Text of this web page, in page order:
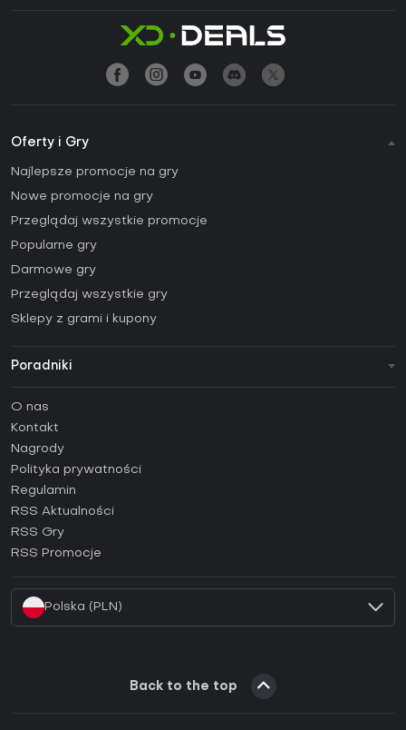
Oferty i Gry
Najlepsze promocje na gry
Nowe promocje na gry
Przeglądaj wszystkie promocje
Popularne gry
Darmowe gry
Przeglądaj wszystkie gry
Sklepy z grami i kupony
Poradniki
Poradniki
Jak aktywować klucz Steam (CD Key)?
Jak aktywować klucz Epic Games (CD Key)?
Jak aktywować klucz GOG (CD Key)?
Jak aktywować klucz Ubisoft Connect (CD Key)?
Jak aktywować klucz EA App (CD Key)?
O nas
Kontakt
Nagrody
Polityka prywatności
Regulamin
RSS Aktualności
RSS Gry
RSS Promocje
Polska (PLN)
Back to the top